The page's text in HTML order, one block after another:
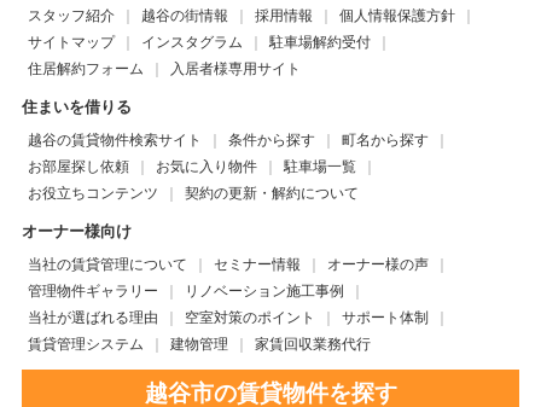
スタッフ紹介
越谷の街情報 採用情報
個人情報保護方針
サイトマップ
インスタグラム
駐車場解約受付
住居解約フォーム
入居者様専用サイト
住まいを借りる
越谷の賃貸物件検索サイト 条件から探す
町名から探す
お部屋探し依頼
お気に入り物件
駐車場一覧
お役立ちコンテンツ
契約の更新・解約について
オーナー様向け
当社の賃貸管理について セミナー情報
オーナー様の声
管理物件ギャラリー
リノベーション施工事例
当社が選ばれる理由
空室対策のポイント
サポート体制
賃貸管理システム
建物管理 家賃回収業務代行
越谷市の賃貸物件を探す